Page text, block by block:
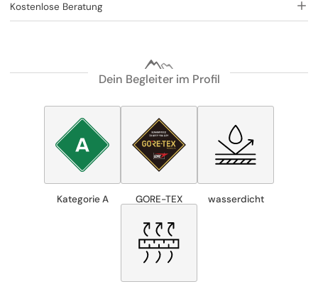
Kostenlose Beratung
Dein Begleiter im Profil
Kategorie A GORE-TEX wasserdicht